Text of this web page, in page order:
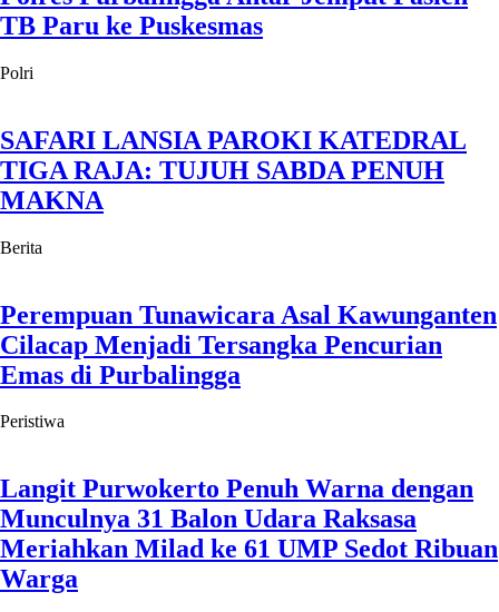
TB Paru ke Puskesmas
Polri
SAFARI LANSIA PAROKI KATEDRAL
TIGA RAJA: TUJUH SABDA PENUH
MAKNA
Berita
Perempuan Tunawicara Asal Kawunganten
Cilacap Menjadi Tersangka Pencurian
Emas di Purbalingga
Peristiwa
Langit Purwokerto Penuh Warna dengan
Munculnya 31 Balon Udara Raksasa
Meriahkan Milad ke 61 UMP Sedot Ribuan
Warga